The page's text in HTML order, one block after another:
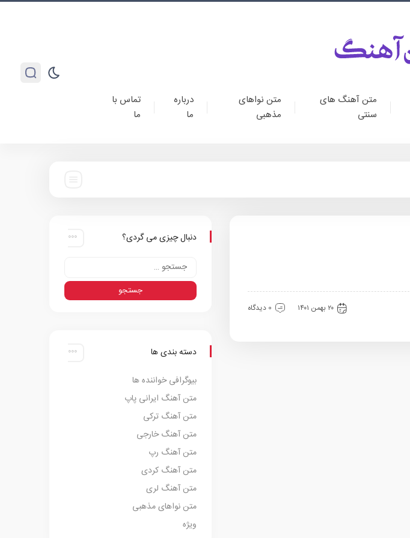
متن آهنگ های
سنتی
متن نواهای
مذهبی
درباره
ما
تماس با
ما
۲۰ بهمن ۱۴۰۱ 0 دیدگاه
دنبال چیزی می گردی؟
دسته بندی ها
بیوگرافی خواننده ها
متن آهنگ ایرانی پاپ
متن آهنگ ترکی
متن آهنگ خارجی
متن آهنگ رپ
متن آهنگ کردی
متن آهنگ لری
متن نواهای مذهبی
ویژه